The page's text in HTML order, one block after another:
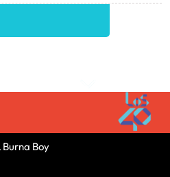
MUSICALES•
MÚSICA•GRUPO
•
Burna Boy